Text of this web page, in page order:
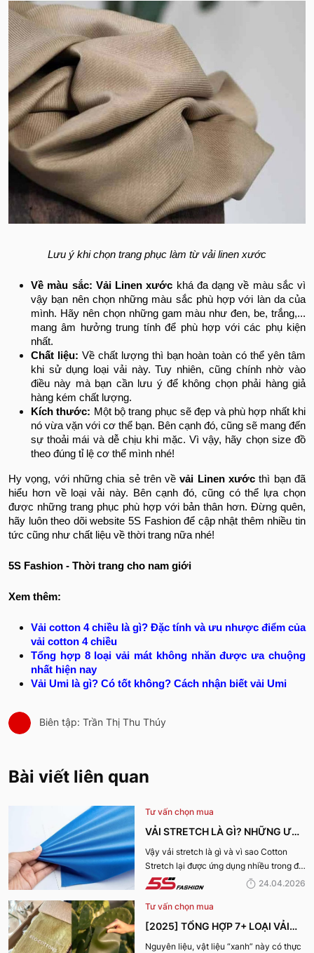
Lưu ý khi chọn trang phục làm từ vải linen xước
Về màu sắc: Vải Linen xước khá đa dạng về màu sắc vì
vậy bạn nên chọn những màu sắc phù hợp với làn da của
mình. Hãy nên chọn những gam màu như đen, be, trắng,...
mang âm hưởng trung tính để phù hợp với các phụ kiện
nhất.
Chất liệu: Về chất lượng thì bạn hoàn toàn có thể yên tâm
khi sử dụng loại vải này. Tuy nhiên, cũng chính nhờ vào
điều này mà bạn cần lưu ý để không chọn phải hàng giả
hàng kém chất lượng.
Kích thước: Một bộ trang phục sẽ đẹp và phù hợp nhất khi
nó vừa vặn với cơ thể bạn. Bên cạnh đó, cũng sẽ mang đến
sự thoải mái và dễ chịu khi mặc. Vì vậy, hãy chọn size đồ
theo đúng tỉ lệ cơ thể mình nhé!
Hy vọng, với những chia sẻ trên vềvải Linen xước thì bạn đã
hiểu hơn về loại vải này. Bên cạnh đó, cũng có thể lựa chọn
được những trang phục phù hợp với bản thân hơn. Đừng quên,
hãy luôn theo dõi website 5S Fashion để cập nhật thêm nhiều tin
tức cũng như chất liệu về thời trang nữa nhé!
5S Fashion - Thời trang cho nam giới
Xem thêm:
Vải cotton 4 chiều là gì? Đặc tính và ưu nhược điểm của
vải cotton 4 chiều
Tổng hợp 8 loại vải mát không nhăn được ưa chuộng
nhất hiện nay
Vải Umi là gì? Có tốt không? Cách nhận biết vải Umi
Biên tập: Trần Thị Thu Thúy
Bài viết liên quan
Tư vấn chọn mua
VẢI STRETCH LÀ GÌ? NHỮNG ƯU
ĐIỂM VÀ ỨNG DỤNG CỦA VẢI
COTTON STRETCH
Vậy vải stretch là gì và vì sao Cotton
Stretch lại được ứng dụng nhiều trong đời
sống? Hãy cùng 5S Fashion tìm hiểu chi
24.04.2026
Tư vấn chọn mua
[2025] TỔNG HỢP 7+ LOẠI VẢI
BỀN VỮNG, THÂN THIỆN VỚI MÔI
Nguyên liệu, vật liệu “xanh” này có thực